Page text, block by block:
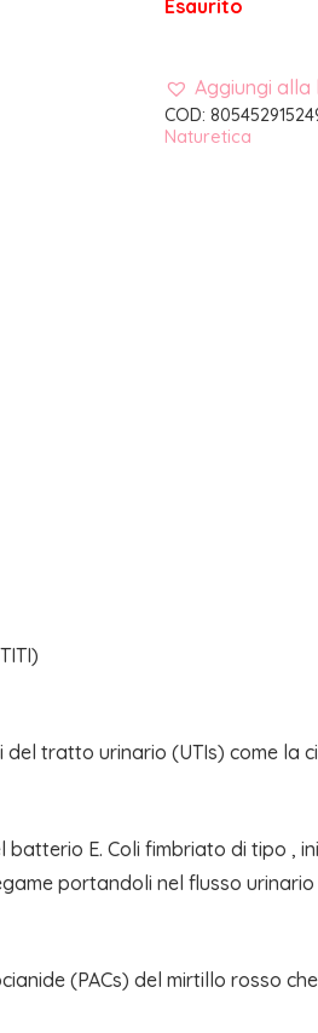
Esaurito
Aggiungi alla
COD:
Naturetica
tratto urinario (UTIs) come la
E. Coli fimbriato di tipo ,
portandoli nel flusso
(PACs) del mirtillo rosso